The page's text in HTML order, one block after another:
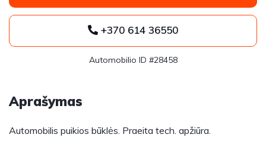
+370 614 36550
Automobilio ID #28458
Aprašymas
Automobilis puikios būklės. Praeita tech. apžiūra.